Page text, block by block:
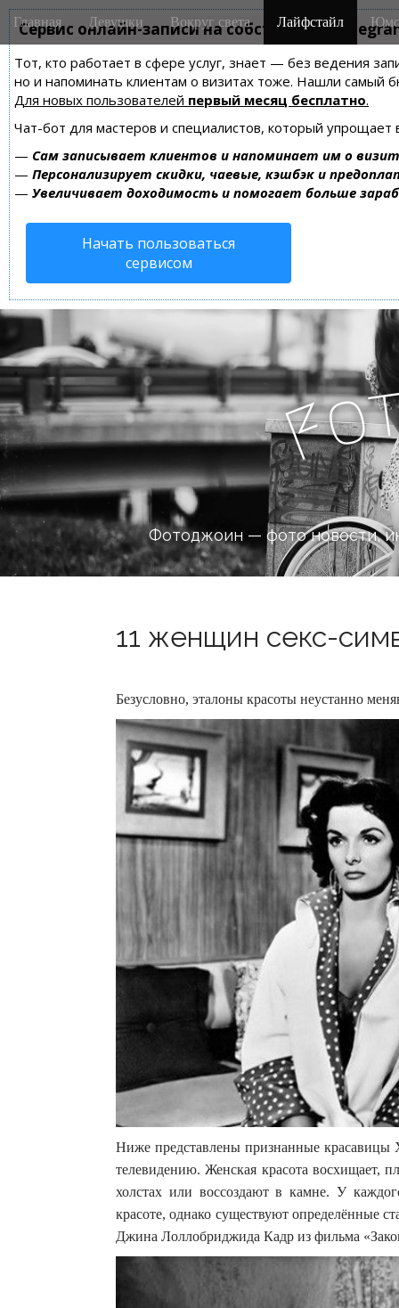
Сервис онлайн-записи на собственном
Тот, кто работает в сфере услуг, знает — без ведения
но и напоминать клиентам о визитах тоже. Нашли самый
Для новых пользователей первый месяц бесплатно.
Чат-бот для мастеров и специалистов, который упрощает
— Сам записывает клиентов и напоминает им о
— Персонализирует скидки, чаевые, кэшбэк и
— Увеличивает доходимость и помогает больше
Начать пользоваться
сервисом
M
a
n
m
e
n
u
i
Главная Девушки Вокруг света Лайфстайл
Fo
Фотоджоин — фото новости,
11 женщин секс-
Безусловно, эталоны красоты неустанно
Ниже представлены признанные
телевидению. Женская красота восхищает,
холстах или воссоздают в камне. У
красоте, однако существуют определённые
Джина Лоллобриджида Кадр из фильма